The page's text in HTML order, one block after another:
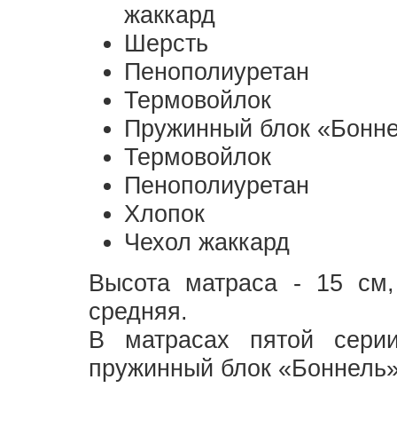
жаккард
Шерсть
Пенополиуретан
Термовойлок
Пружинный блок
Термовойлок
Пенополиуретан
Хлопок
Чехол жаккард
Высота матраса - 15 см,
средняя.
В матрасах пятой
пружинный блок